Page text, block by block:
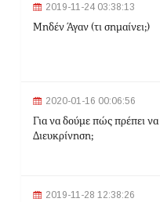
λόγω της Εθνικής
Ομόνοια: Ριφιφί σε
τιμαλφή αξίας
2019-11-24 03:38:13
Μηδέν Άγαν (τι σημαίνει;)
2020-01-16 00:06:56
Για να δούμε πώς πρέπει
Διευκρίνηση;
2019-11-28 12:38:26